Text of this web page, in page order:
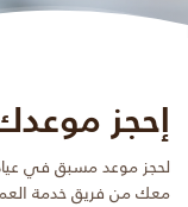
إحجز
لحجز موعد مسبق في
معك من فريق خدمة